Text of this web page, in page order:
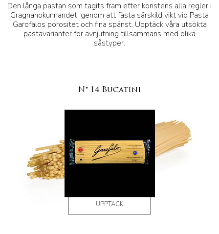
Den långa pastan som tagits fram efter konstens alla regler i
Gragnanokunnandet, genom att fästa särskild vikt vid Pasta
Garofalos porositet och fina spänst. Upptäck våra utsökta
pastavarianter för avnjutning tillsammans med olika
såstyper.
N° 14 Bucatini
UPPTÄCK